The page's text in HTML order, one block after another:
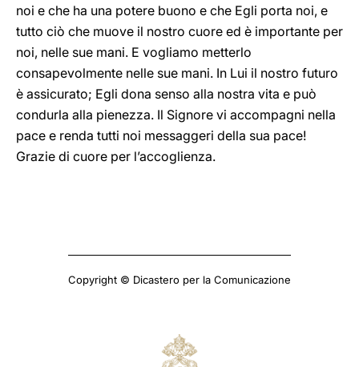
noi e che ha una potere buono e che Egli porta noi, e
tutto ciò che muove il nostro cuore ed è importante per
noi, nelle sue mani. E vogliamo metterlo
consapevolmente nelle sue mani. In Lui il nostro futuro
è assicurato; Egli dona senso alla nostra vita e può
condurla alla pienezza. Il Signore vi accompagni nella
pace e renda tutti noi messaggeri della sua pace!
Grazie di cuore per l’accoglienza.
Copyright © Dicastero per la Comunicazione